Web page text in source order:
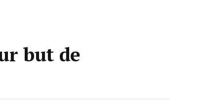
but de